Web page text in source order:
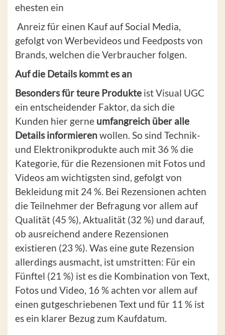
ehesten ein
Anreiz für einen Kauf auf Social Media,
gefolgt von Werbevideos und Feedposts von
Brands, welchen die Verbraucher folgen.
Auf die Details kommt es an
Besonders für teure Produkte ist Visual UGC
ein entscheidender Faktor, da sich die
Kunden hier gerne umfangreich über alle
Details informierenwollen. So sind Technik-
und Elektronikprodukte auch mit 36 % die
Kategorie, für die Rezensionen mit Fotos und
Videos am wichtigsten sind, gefolgt von
Bekleidung mit 24 %. Bei Rezensionen achten
die Teilnehmer der Befragung vor allem auf
Qualität (45 %), Aktualität (32 %) und darauf,
ob ausreichend andere Rezensionen
existieren (23 %). Was eine gute Rezension
allerdings ausmacht, ist umstritten: Für ein
Fünftel (21 %) ist es die Kombination von Text,
Fotos und Video, 16 % achten vor allem auf
einen gutgeschriebenen Text und für 11 % ist
es ein klarer Bezug zum Kaufdatum.